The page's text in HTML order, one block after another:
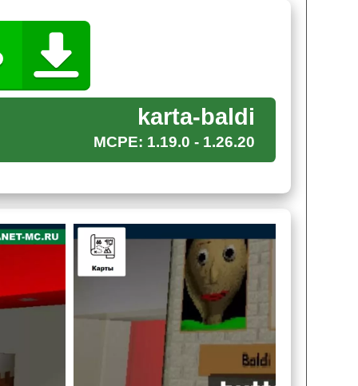
простыми, но спустя пару ответов, Стив
Задача игрока Майнкрафт ПЕ на данной
кнопок пользователю предстоит решить
преподаватель станет быстрее и будет
злодей вместо того, чтобы сажать
karta-baldi
MCPE: 1.19.0 - 1.26.20